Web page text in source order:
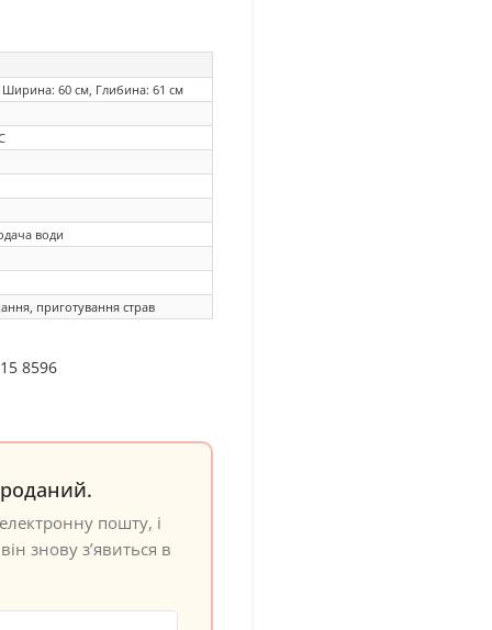
Ширина: 60 см, Глибина: 61 см
води
приготування страв
8596
пошту, і
знову з’явиться в